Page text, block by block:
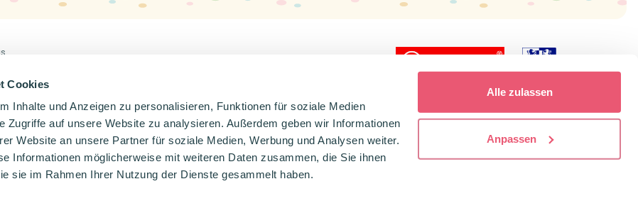
Cookies
Inhalte und Anzeigen zu personalisieren, Funktionen für soziale Medien
Zugriffe auf unsere Website zu analysieren. Außerdem geben wir Informationen
Website an unsere Partner für soziale Medien, Werbung und Analysen weiter.
Informationen möglicherweise mit weiteren Daten zusammen, die Sie ihnen
sie im Rahmen Ihrer Nutzung der Dienste gesammelt haben.
Alle zulassen
Anpassen